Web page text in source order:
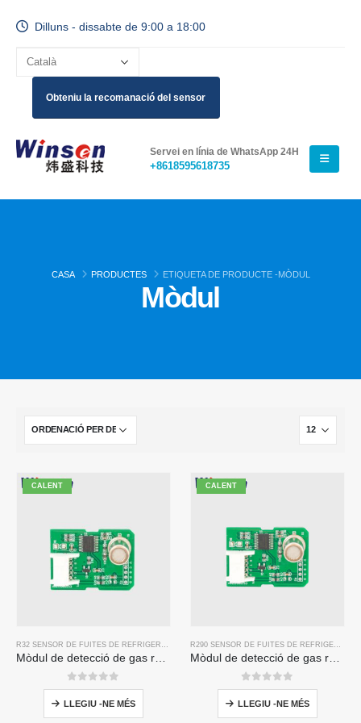
Dilluns - dissabte de 9:00 a 18:00
Obteniu la recomanació del sensor
Servei en línia de WhatsApp 24H
+8618595618735
CASA PRODUCTES ETIQUETA DE PRODUCTE -MÒDUL
Mòdul
CALENT
0de 5
LLEGIU -NE MÉS
CALENT
0de 5
LLEGIU -NE MÉS